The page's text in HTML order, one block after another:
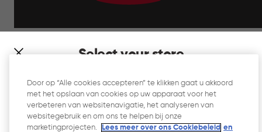
Select your store
which store would you like to shop?
Website Gebruiksvoorwaarden
Privacyverklaring
Door op “Alle cookies accepteren” te klikken gaat u akkoord
met het opslaan van cookies op uw apparaat voor het
verbeteren van websitenavigatie, het analyseren van
websitegebruik en om ons te helpen bij onze
marketingprojecten.
Lees meer over ons Cookiebeleid en